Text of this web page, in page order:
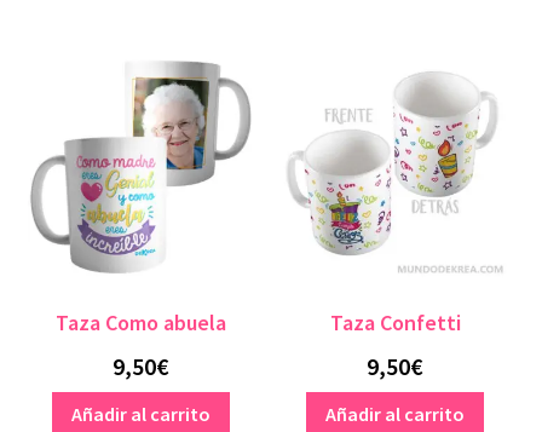
Taza Como abuela
9,50€
Añadir al carrito
Taza Confetti
9,50€
Añadir al carrito